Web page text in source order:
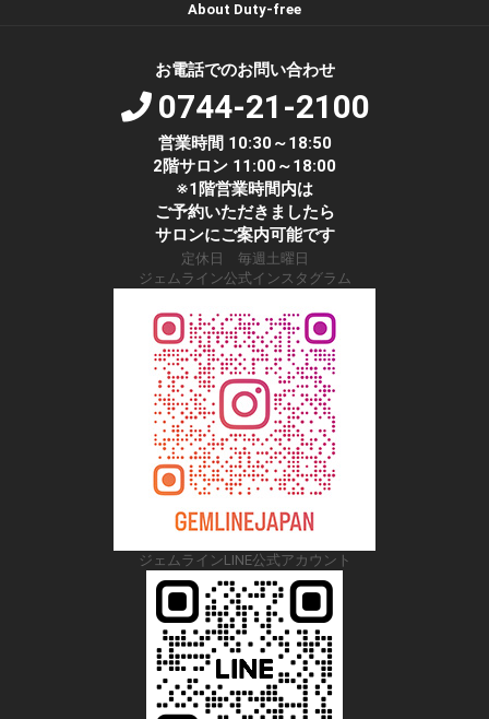
About Duty-free
お電話でのお問い合わせ
0744-21-2100
営業時間 10:30～18:50
2階サロン 11:00～18:00
※1階営業時間内は
ご予約いただきましたら
サロンにご案内可能です
定休日 毎週土曜日
ジェムライン公式インスタグラム
ジェムラインLINE公式アカウント